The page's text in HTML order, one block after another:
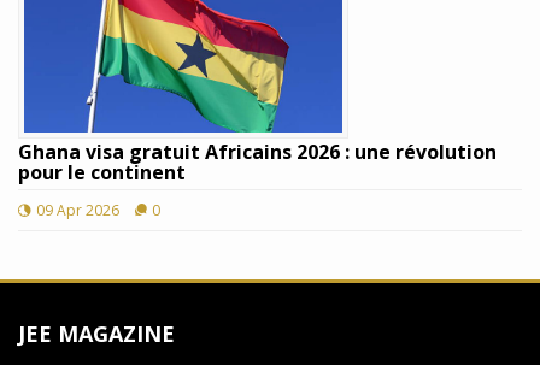
Ghana visa gratuit Africains 2026 : une révolution
pour le continent
09 Apr 2026 0
JEE MAGAZINE